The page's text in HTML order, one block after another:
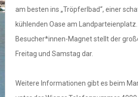
am besten ins „Tröpferlbad“, einer
kühlenden Oase am Landparteienplatz.
Besucher*innen-Magnet stellt der
Freitag und Samstag dar.
Weitere Informationen gibt es beim